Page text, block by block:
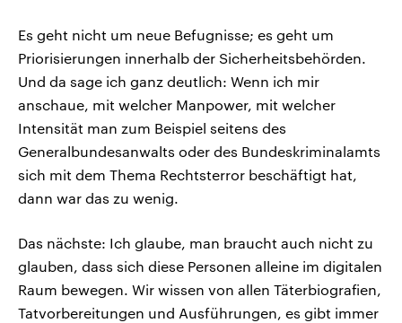
Es geht nicht um neue Befugnisse; es geht um
Priorisierungen innerhalb der Sicherheitsbehörden.
Und da sage ich ganz deutlich: Wenn ich mir
anschaue, mit welcher Manpower, mit welcher
Intensität man zum Beispiel seitens des
Generalbundesanwalts oder des Bundeskriminalamts
sich mit dem Thema Rechtsterror beschäftigt hat,
dann war das zu wenig.
Das nächste: Ich glaube, man braucht auch nicht zu
glauben, dass sich diese Personen alleine im digitalen
Raum bewegen. Wir wissen von allen Täterbiografien,
Tatvorbereitungen und Ausführungen, es gibt immer